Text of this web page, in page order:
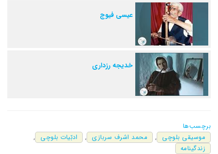
عیسی فیوج
خدیجه رزداری
برچسب‌ها
موسیقی بلوچی
, محمد اشرف سربازی , ادبّیات بلوچی
,
زندگینامه